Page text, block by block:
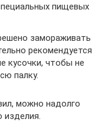
пищевых
замораживать
рекомендуется
кусочки, чтобы не
палку.
можно надолго
изделия.